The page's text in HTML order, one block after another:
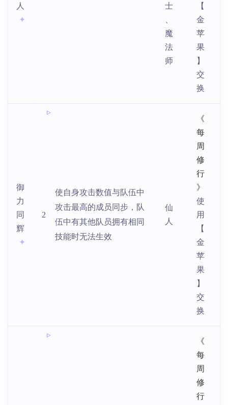
人
士
魔
法
师
【
金
苹
果
】
交
换
御
力
同
辉
2
使自身攻击数值与队伍中
攻击最高的成员同步，队
伍中有其他队员拥有相同
技能时无法生效
仙
人
《
每
周
修
行
》
使
用
【
金
苹
果
】
交
换
《
每
周
修
行